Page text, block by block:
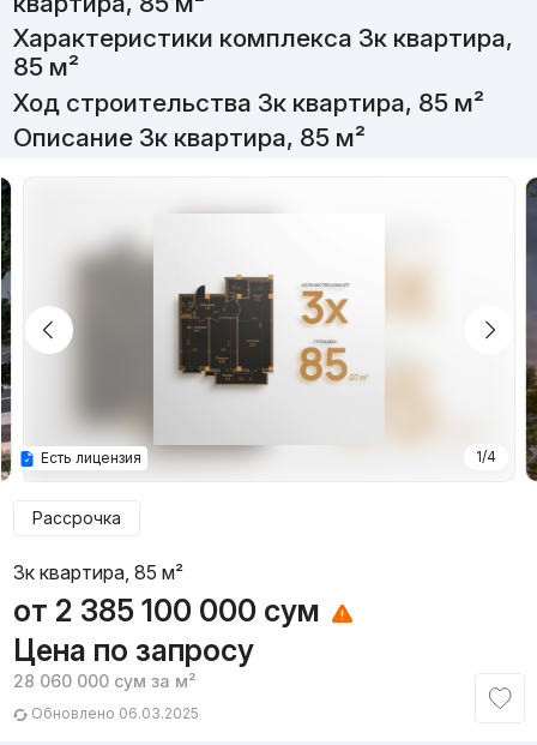
Характеристики комплекса 3к квартира,
85 м²
Ход строительства 3к квартира, 85 м²
Описание 3к квартира, 85 м²
1/4
Есть лицензия
Рассрочка
3к квартира, 85 м²
от 2 385 100 000 сум
Цена по запросу
28 060 000 сум за м²
Обновлено 06.03.2025